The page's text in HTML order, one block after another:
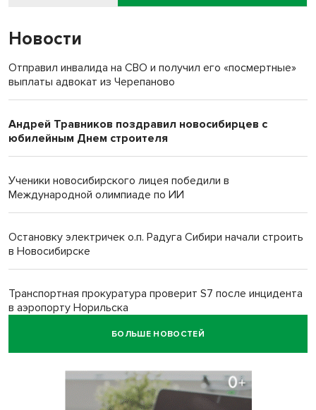
Новости
Отправил инвалида на СВО и получил его «посмертные»
выплаты адвокат из Черепаново
Андрей Травников поздравил новосибирцев с
юбилейным Днем строителя
Ученики новосибирского лицея победили в
Международной олимпиаде по ИИ
Остановку электричек о.п. Радуга Сибири начали строить
в Новосибирске
Транспортная прокуратура проверит S7 после инцидента
в аэропорту Норильска
БОЛЬШЕ НОВОСТЕЙ